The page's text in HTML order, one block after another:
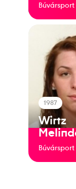
Búvársport
1987
Wirtz
Búvársport